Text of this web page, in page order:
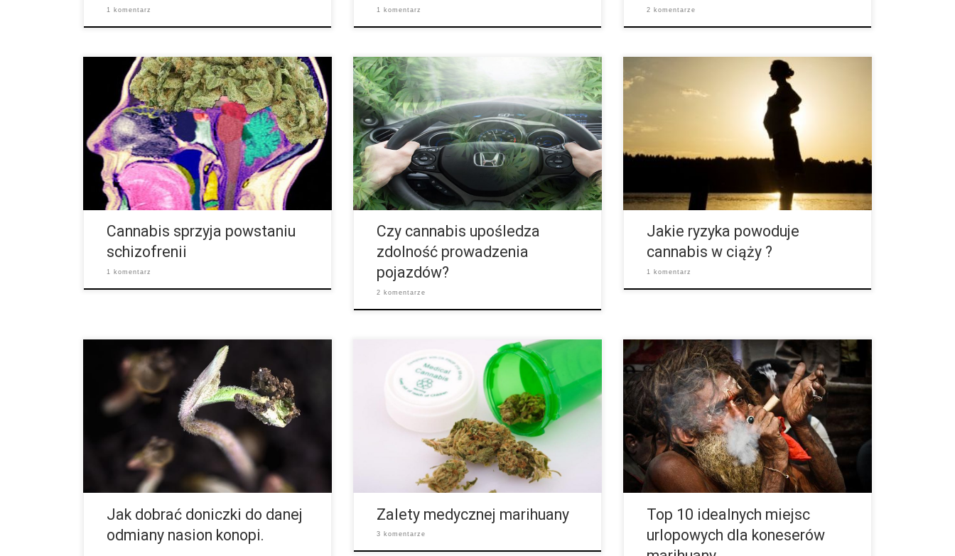
1 komentarz 1 komentarz 2 komentarze
Przez ostatnie dziesięciolecia szereg badań
próbował odpowiedzieć na pytanie, czy i w jaki
sposób zażywanie konopi jest związane z
zaburzeniami psychotycznymi, takimi jak np.
schizofrenia. Australijski zespół badawczy dokonał
przeglądu różnych badań i doszedł do wniosku, że
konopie prawdopodobnie przyspieszają wystąpienie
schizofrenii u zagrożonych osób. W badaniach od
dawna obserwowano związek pomiędzy
zażywaniem konopi i zaburzeniami psychotycznymi.
Cannabis sprzyja powstaniu
schizofrenii
1 komentarz
Badania na symulatorach latania wykazały, że
zażywanie konopi prowadzi do słabych wyników w
percepcji, zachowania uwagi i zdolności do
reagowania. Zwłaszcza w pierwszych dwóch
godzinach od spożycia zdolności prowadzenia
pojazdów są poważnie ograniczone. Żadne prawo
nie mówi o minimalnym poziomie THC w organizmie
jeśli chodzi o prowadzenie pojazdami silnikowymi,
tak jak to w przypadku alkoholu. Jednak jeśli
zatrzyma nas policja […]
Czy cannabis upośledza
zdolność prowadzenia
pojazdów?
2 komentarze
Badania nad skutkami zażywania konopi podczas
ciąży na noworodka do tej pory nie były w stanie
dostarczyć żadnych jasnych wyników. Informacje
dotyczące niższej masy urodzeniowej dziecka lub
późniejszych problemów z zachowaniem nie są w
pełni wyjaśnione. Omawiane są również zaburzenia
mowy, pamięci i uczenia się dla nienarodzonego
dziecka w wyniku zażywania przez matkę konopi
podczas ciąży. Istnieją jednak przesłanki, że […]
Jakie ryzyka powoduje
cannabis w ciąży ?
1 komentarz
Kiełkowanie to najbardziej delikatny i wrażliwy okres
w całej hodowli nasion konopi. jest ona też ważna,
aby wyhodować silne i zdrowe rośliny. Oto porady jak
dobrać doniczki, aby właśnie takie rośliny
wyhodować. 1. DONICZKI I MEDIUM Zanim
wysadzimy nasze nasiona ważnym jest wybór
odpowiednich doniczek i ziemi. Zanim zdecydujemy
się na zwykłą, ogrodową ziemię, musimy odróżnić
nasiona autofloweringowe od feminizowanych. […]
Jak dobrać doniczki do danej
odmiany nasion konopi.
Medyczna marihuana to gorący temat. Wiele państw
dostrzega jej zalety i decyduje się na legalizację do
celów leczniczych. Niektórzy ludzie są jednak ciągle
tego zdania, że marihuana to niebezpieczny
narkotyk. Medyczna marihuana może jednak w
rzeczywistości ratować życie. NUDNOŚCI U
CHORYCH NA NOWOTWÓR Najpopularniejsze
zastosowanie marihuany w medycynie ma
redukowanie mdłości i wymiotów przy chemioterapii
i naświetlaniu. Badania z 2012 […]
Zalety medycznej marihuany
3 komentarze
Istnieje kilka miejsc na świecie, gdzie ludzie cieszą
się życiem swobodnie paląc skręta. Chociaż, jak to
mówią, co kraj to obyczaj, zebraliśmy listę miejsc,
gdzie palacze mają swobodne życie. 1. Holandia
Coffeeshopy w Amsterdamie są znane ze swej
liberalnej gościnności i wysokiej jakości pąków.
Jednakże, jeśli nie jesteś Holendrem, możesz mieć
problem, aby w ogóle do niej wejść. W miejscach […]
Top 10 idealnych miejsc
urlopowych dla koneserów